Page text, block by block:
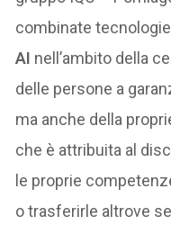
combinate
AI nell’ambito della
delle persone a
ma anche della
che è attribuita al
le proprie
o trasferirle altrove